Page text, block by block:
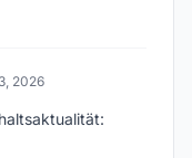
2026